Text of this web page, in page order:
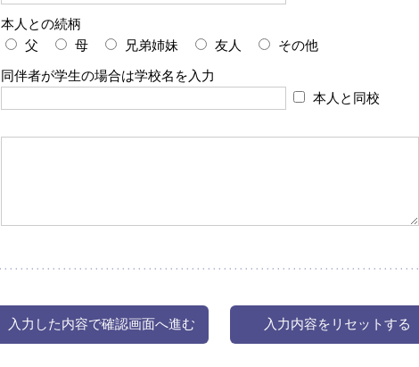
本人との続柄
父
母 兄弟姉妹 友人
その他
同伴者が学生の場合は学校名を入力
本人と同校